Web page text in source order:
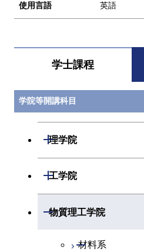
使用言語 英語
学士課程
学院等開講科目
理学院
開閉
工学院
開閉
機械系
開閉
システム制御系
物質理工学院
開閉
材料系
開閉